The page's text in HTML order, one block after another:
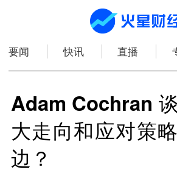
要闻 快讯 直播
Adam Cochran
大走向和应对策
边？